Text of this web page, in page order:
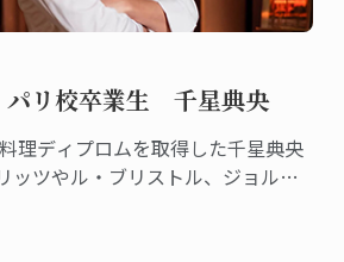
パリ校卒業生 千星典央
理ディプロムを取得した千星典央
ッツやル・ブリストル、ジョルジ
チホテル＆リゾートのエグゼク